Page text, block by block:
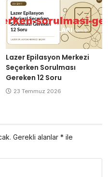
Lazer Epilasyon Merkezi
Seçerken Sorulması
Gereken 12 Soru
23 Temmuz 2026
Gerekli alanlar * ile